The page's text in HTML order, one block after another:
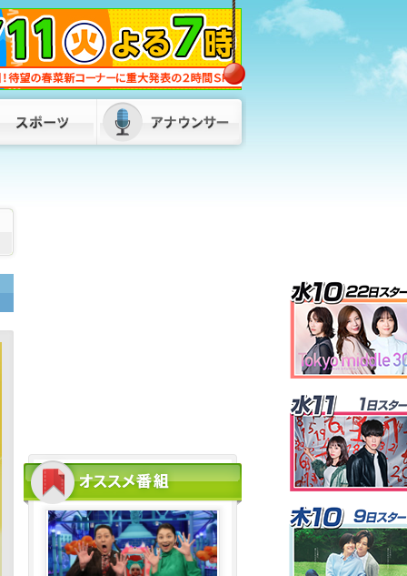
発言は「きれいに切り取られた」…地震
直後のパーティー開催「やって良かっ
た」松尾統章県議 お車代「もらってな
いものはもらってない」福岡
2026/08/08 06:00
72歳男がスーツ姿で正社員装い…デパー
トのバックヤードで“窃盗”繰り返した